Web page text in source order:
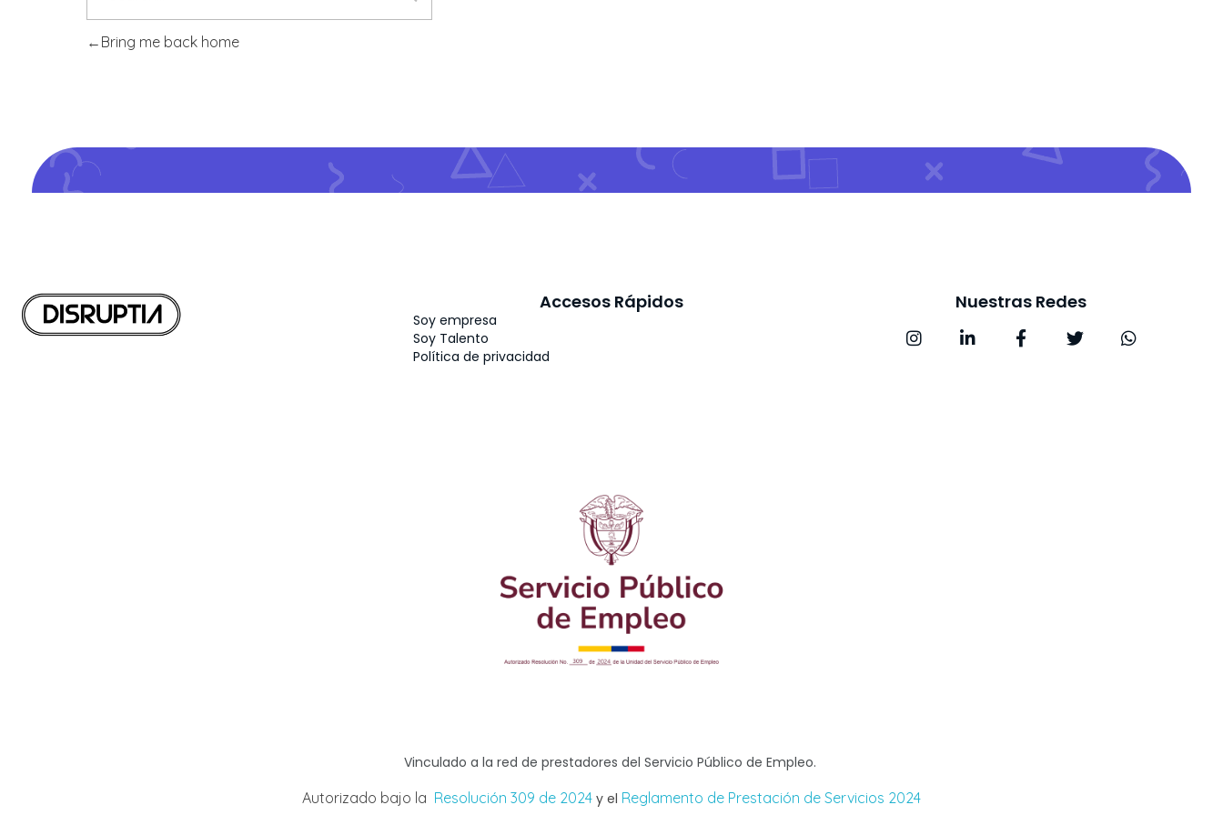
Bring me back home
Accesos Rápidos
Soy empresa
Soy Talento
Política de privacidad
Nuestras Redes
Vinculado a la red de prestadores del Servicio Público de Empleo.
Autorizado bajo la Resolución 309 de 2024 y el Reglamento de Prestación de Servicios 2024